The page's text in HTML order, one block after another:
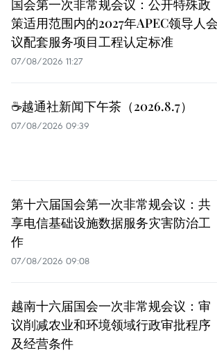
国会第一次非常规会议：公开特殊政
策适用范围内的2027年APEC领导人会
议配套服务项目工程认定标准
07/08/2026 11:27
☕️越通社新闻下午茶（2026.8.7）
07/08/2026 09:39
第十六届国会第一次非常规会议：共
享电信基础设施数据服务灾害防治工
作
07/08/2026 09:08
越南十六届国会一次非常规会议：审
议削减农业和环境领域行政审批程序
及经营条件